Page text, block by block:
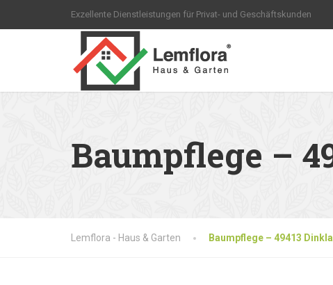
Exzellente Dienstleistungen für Privat- und Geschäftskunden
Baumpflege –
Lemflora - Haus & Garten Baumpflege – 49413